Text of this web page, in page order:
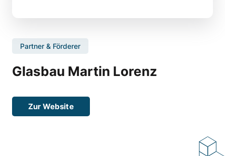
Partner & Förderer
Glasbau Martin Lorenz
Zur Website